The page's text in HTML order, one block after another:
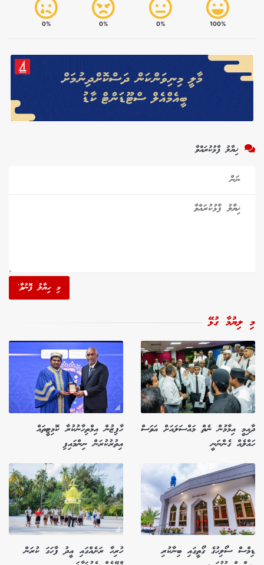
100%
0%
0%
0%
ޚިޔާލު ފާޅުކުރައްވާ
މި ހިޔާލު ފޮނުވާ'
މި ލިޔުމާ ގުޅޭ
ދާއިމީ އިމާމުން ނެތް މައްސަލައަށް އަވަސް
ހައްލެއް ގެންނަނީ
ހާފިޒުން އިމްތިހާނުކުރާ ކޮމިޓީތައް
އިތުރުކުރަން ނިންމައިފި
ޑިމްސް ސޯލިހުގެ ގޯތީގައި ބިނާކުރި
ހުރިހާ ރަށެއްގައި އީދު ފާހަގަ ކުރަން